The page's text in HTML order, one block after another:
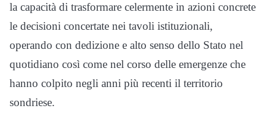
la capacità di trasformare celermente in azioni concrete
le decisioni concertate nei tavoli istituzionali,
operando con dedizione e alto senso dello Stato nel
quotidiano così come nel corso delle emergenze che
hanno colpito negli anni più recenti il territorio
sondriese.